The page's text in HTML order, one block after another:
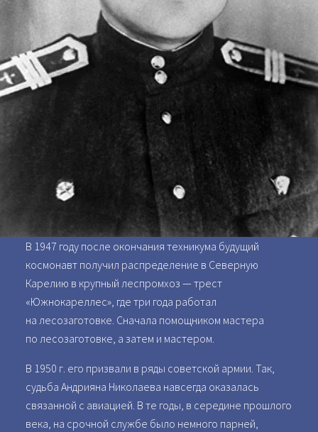
В 1947 году после окончания техникума будущий
космонавт получил распределение в Северную
Карелию в крупный леспромхоз — трест
«Южнокареллес», где три года работал
на лесозаготовке. Сначала помощником мастера
по лесозаготовке, а затем и мастером.
В 1950 г. его призвали в ряды советской армии. Так,
судьба Андрияна Николаева навсегда оказалась
связанной с авиацией. В те годы, в середине прошлого
века, на срочной службе было немного парней,